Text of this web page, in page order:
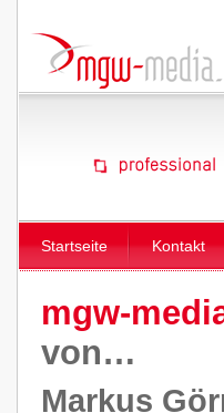
Startseite Kontakt
mgw-
von…
Markus